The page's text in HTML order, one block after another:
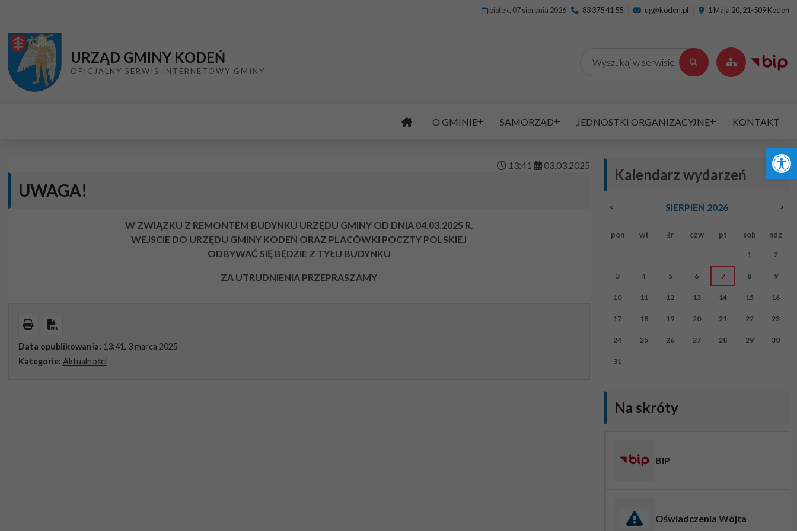
piątek, 07 sierpnia 2026 83 375 41 55 ug@koden.pl 1 Maja 20, 21-509 Kodeń
URZĄD GMINY KODEŃ
OFICJALNY SERWIS INTERNETOWY GMINY
O GMINIE SAMORZĄD JEDNOSTKI ORGANIZACYJNE KONTAKT
13:41 03.03.2025
UWAGA!
W ZWIĄZKU Z REMONTEM BUDYNKU URZĘDU GMINY OD DNIA 04.03.2025 R.
WEJSCIE DO URZĘDU GMINY KODEŃ ORAZ PLACÓWKI POCZTY POLSKIEJ
ODBYWAĆ SIĘ BĘDZIE Z TYŁU BUDYNKU
ZA UTRUDNIENIA PRZEPRASZAMY
WydrukujPobierz PDF
Data opublikowania: 13:41, 3 marca 2025
Kategorie: Aktualności
Kalendarz wydarzeń
SIERPIEŃ 2026
pon wt śr czw pt sob ndz
1 2
3 4 5 6 7 8 9
10 11 12 13 14 15 16
17 18 19 20 21 22 23
24 25 26 27 28 29 30
31
< >
Na skróty
BIP
Oświadczenia Wójta